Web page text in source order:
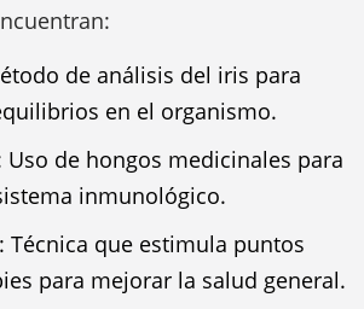
de análisis del iris para
en el organismo.
Uso de hongos medicinales para
inmunológico.
: Técnica que estimula puntos
para mejorar la salud general.